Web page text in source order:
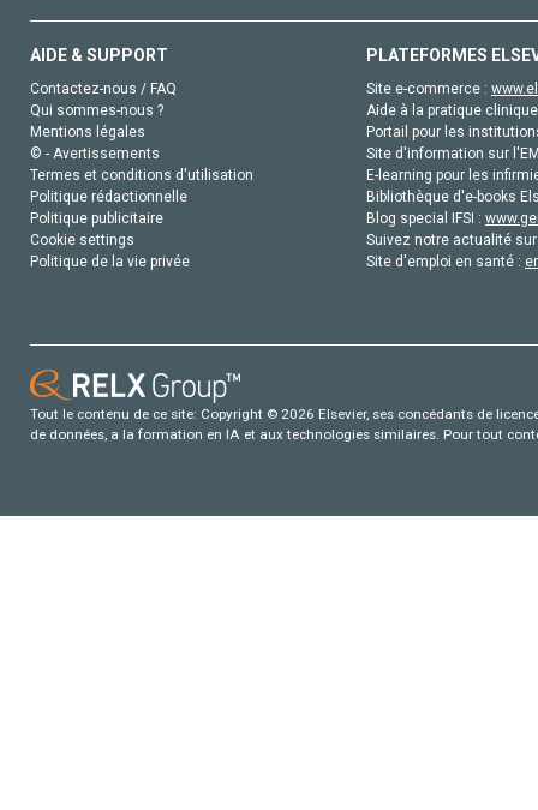
AIDE & SUPPORT
Contactez-nous / FAQ
Qui sommes-nous ?
Mentions légales
© - Avertissements
Termes et conditions d'utilisation
Politique rédactionnelle
Politique publicitaire
Cookie settings
Politique de la vie privée
PLATEFORMES
Site e-commerce :
Aide à la pratique
Portail pour les
Site d'information sur
E-learning pour les
Bibliothèque d'e-books
Blog special IFSI :
Suivez notre actualité
Site d'emploi en santé :
Tout le contenu de ce site: Copyright © 2026 Elsevier, ses concédants de
de données, a la formation en IA et aux technologies similaires. Pour tout